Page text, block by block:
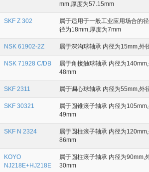
mm,厚度为57.15mm
SKF Z 302
属于适用于一般工业应用场合的
径为18mm,厚度为7mm
NSK 61902-2Z 属于深沟球轴承 内径为15mm,外
NSK 71928 C/DB
属于角接触球轴承 内径为
48mm
SKF 2311 属于调心球轴承 内径为55mm,外
SKF 30321
属于圆锥滚子轴承 内径为
49mm
SKF N 2324
属于圆柱滚子轴承 内径为
86mm
KOYO
NJ218E+HJ218E
属于圆柱滚子轴承 内径为90mm,
30mm